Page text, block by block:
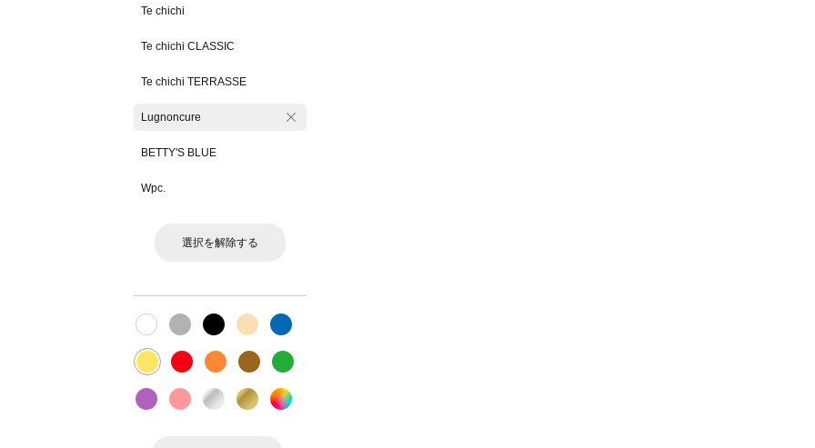
Te chichi
Te chichi CLASSIC
Te chichi TERRASSE
Lugnoncure
BETTY'S BLUE
Wpc.
選択を解除する